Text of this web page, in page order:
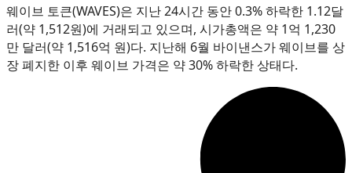
웨이브 토큰(WAVES)은 지난 24시간 동안 0.3% 하락한 1.12달
러(약 1,512원)에 거래되고 있으며, 시가총액은 약 1억 1,230
만 달러(약 1,516억 원)다. 지난해 6월 바이낸스가 웨이브를 상
장 폐지한 이후 웨이브 가격은 약 30% 하락한 상태다.